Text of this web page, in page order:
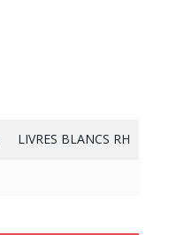
LIVRES BLANCS RH